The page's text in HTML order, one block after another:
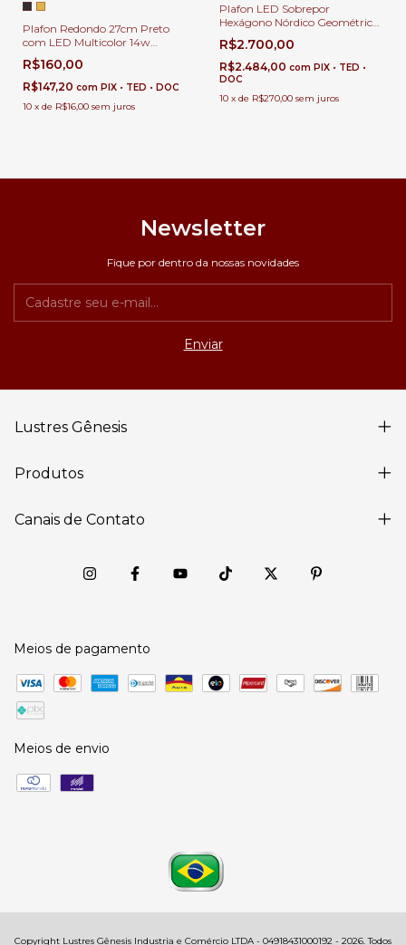
Plafon Redondo 27cm Preto
com LED Multicolor 14w
1400Lm Mally Para Hall de
Entrada, Lavabo e Quartos
R$160,00
R$147,20 com PIX • TED • DOC
10 x de R$16,00 sem juros
Plafon LED Sobrepor
Hexágono Nórdico Geométrico
64cm | Design Moderno Luxo |
Luminária Decorativa de LED
8000Lm Moderna para
Escritório e Sala de Estar
R$2.700,00
R$2.484,00 com PIX • TED •
DOC
10 x de R$270,00 sem juros
Newsletter
Fique por dentro da nossas novidades
Lustres Gênesis
Produtos
Canais de Contato
Meios de pagamento
Meios de envio
Copyright Lustres Gênesis Industria e Comércio LTDA - 04918431000192 - 2026. Todos